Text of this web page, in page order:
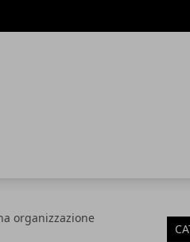
organizzazione